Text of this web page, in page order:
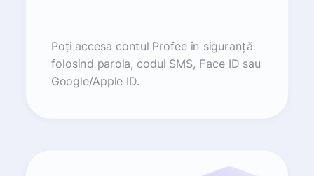
Poți accesa contul Profee în siguranță
folosind parola, codul SMS, Face ID sau
Google/Apple ID.